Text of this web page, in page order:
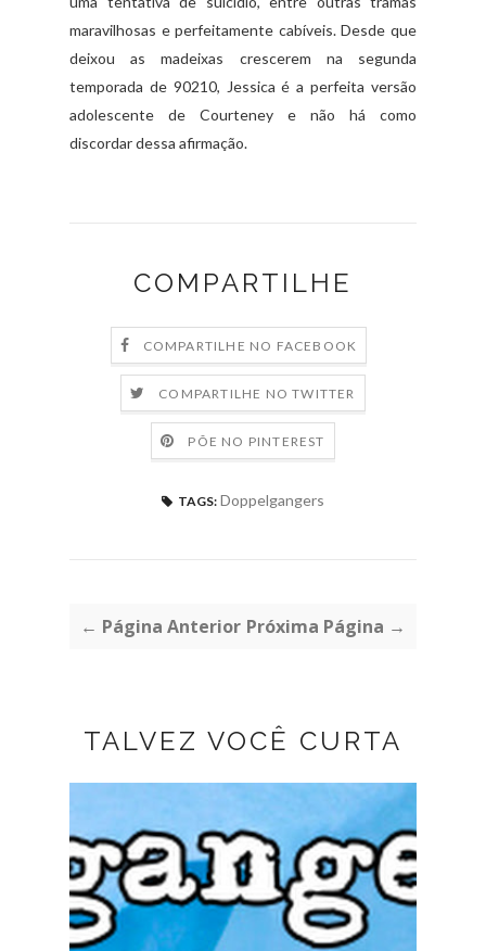
maravilhosas e perfeitamente cabíveis. Desde que
deixou as madeixas crescerem na segunda
temporada de 90210, Jessica é a perfeita versão
adolescente de Courteney e não há como
discordar dessa afirmação.
COMPARTILHE
COMPARTILHE NO FACEBOOK
COMPARTILHE NO TWITTER
PÕE NO PINTEREST
TAGS: Doppelgangers
← Página Anterior Próxima Página →
TALVEZ VOCÊ CURTA